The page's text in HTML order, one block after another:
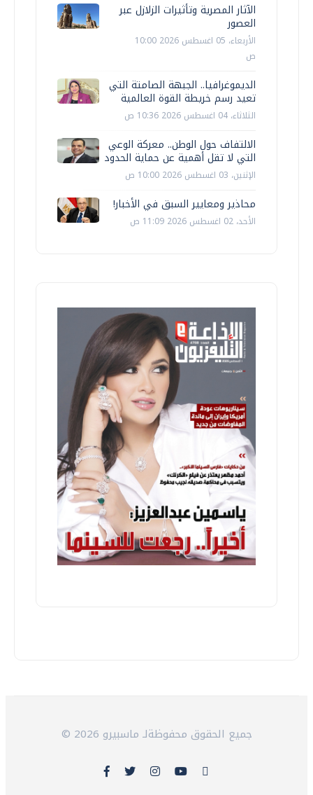
الآثار المصرية وتأثيرات الزلازل عبر
العصور
الأربعاء، 05 اغسطس 2026 10:00
ص
الديموغرافيا.. الجبهة الصامتة التي
تعيد رسم خريطة القوة العالمية
الثلاثاء، 04 اغسطس 2026 10:36 ص
الالتفاف حول الوطن.. معركة الوعي
التي لا تقل أهمية عن حماية الحدود
الإثنين، 03 اغسطس 2026 10:00 ص
محاذير ومعايير السبق في الأخبار!
الأحد، 02 اغسطس 2026 11:09 ص
© 2026 جميع الحقوق محفوظةلـ ماسبيرو